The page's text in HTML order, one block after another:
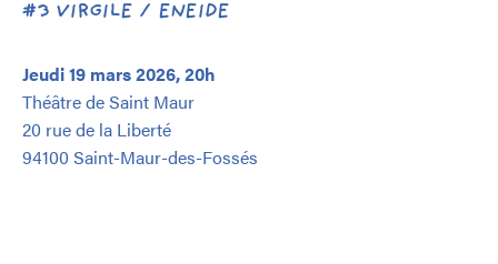
#3 VIRGILE / ENEIDE
Jeudi 19 mars 2026, 20h
Théâtre de Saint Maur
20 rue de la Liberté
94100 Saint-Maur-des-Fossés